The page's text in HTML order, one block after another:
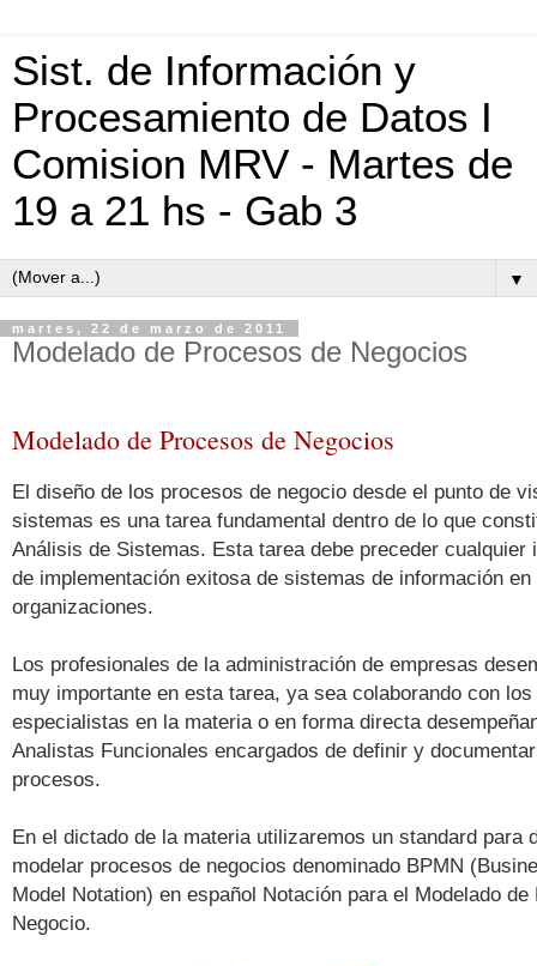
Sist. de Información y
Procesamiento de Datos I
Comision MRV - Martes de
19 a 21 hs - Gab 3
▼
martes, 22 de marzo de 2011
Modelado de Procesos de Negocios
Modelado de Procesos de Negocios
El diseño de los procesos de negocio desde el punto de
sistemas es una tarea fundamental dentro de lo que
Análisis de Sistemas. Esta tarea debe preceder cualquier
de implementación exitosa de sistemas de información en
organizaciones.
Los profesionales de la administración de empresas
muy importante en esta tarea, ya sea colaborando con los
especialistas en la materia o en forma directa
Analistas Funcionales encargados de definir y
procesos.
En el dictado de la materia utilizaremos un standard para
modelar procesos de negocios denominado BPMN
Model Notation) en español Notación para el Modelado de
Negocio.